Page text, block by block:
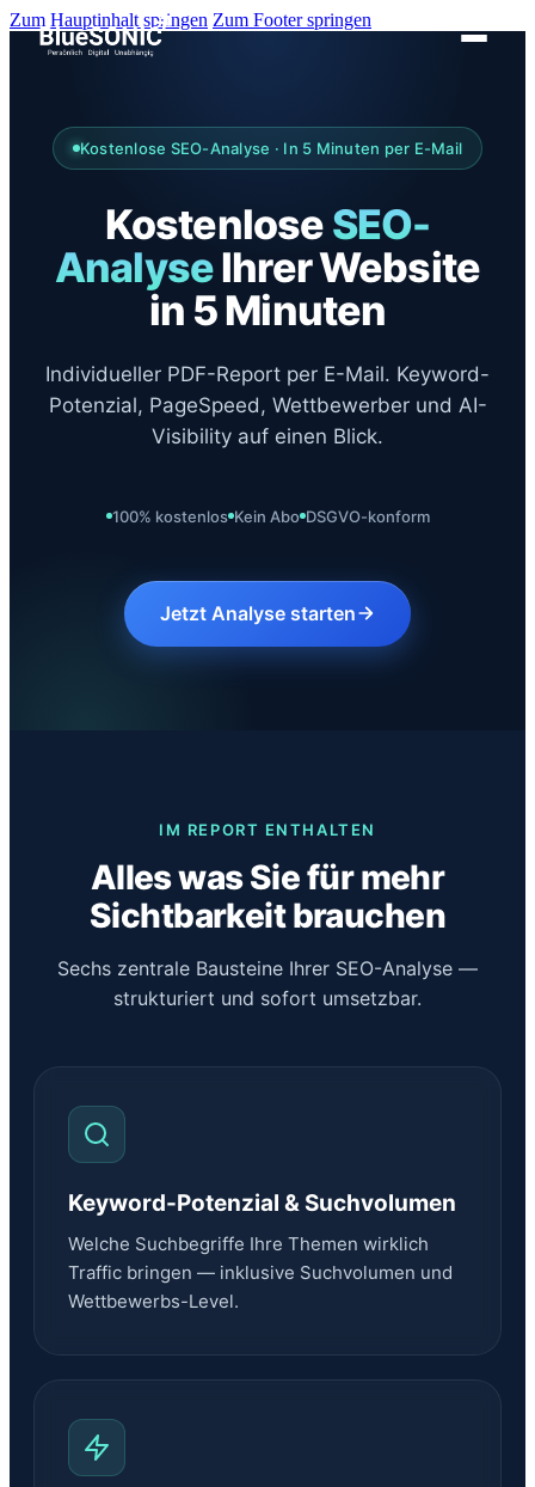
Zum Hauptinhalt springen Zum Footer springen
Kostenlose SEO-Analyse · In 5 Minuten per E-Mail
KostenloseSEO-
AnalyseIhrer Website
in 5 Minuten
Individueller PDF-Report per E-Mail. Keyword-
Potenzial, PageSpeed, Wettbewerber und AI-
Visibility auf einen Blick.
100% kostenlos Kein Abo DSGVO-konform
Jetzt Analyse starten
IM REPORT ENTHALTEN
Alles was Sie für mehr
Sichtbarkeit brauchen
Sechs zentrale Bausteine Ihrer SEO-Analyse —
strukturiert und sofort umsetzbar.
Keyword-Potenzial & Suchvolumen
Welche Suchbegriffe Ihre Themen wirklich
Traffic bringen — inklusive Suchvolumen und
Wettbewerbs-Level.